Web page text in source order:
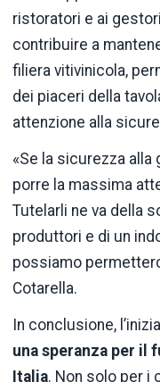
ristoratori e ai
contribuire a
filiera vitivinicola,
dei piaceri della
attenzione alla
«Se la sicurezza alla
porre la massima
Tutelarli ne va della
produttori e di un
possiamo
Cotarella.
In conclusione,
una speranza per il
Italia. Non solo per i